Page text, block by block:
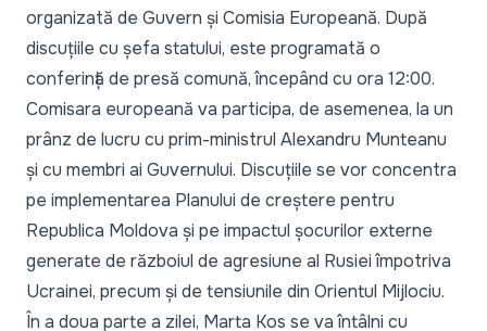
organizată de Guvern și Comisia Europeană. După
discuțiile cu șefa statului, este programată o
conferință de presă comună, începând cu ora 12:00.
Comisara europeană va participa, de asemenea, la un
prânz de lucru cu prim-ministrul Alexandru Munteanu
și cu membri ai Guvernului. Discuțiile se vor concentra
pe implementarea Planului de creștere pentru
Republica Moldova și pe impactul șocurilor externe
generate de războiul de agresiune al Rusiei împotriva
Ucrainei, precum și de tensiunile din Orientul Mijlociu.
În a doua parte a zilei, Marta Kos se va întâlni cu